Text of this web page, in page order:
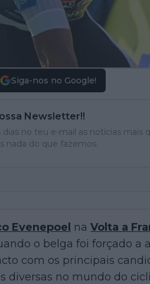
Siga-nos no Google!
Newsletter!!
no teu e-mail as notícias mais
nada do que fazemos.
Evenepoel na Volta a
o belga foi forçado a
com os principais
diversas no mundo do